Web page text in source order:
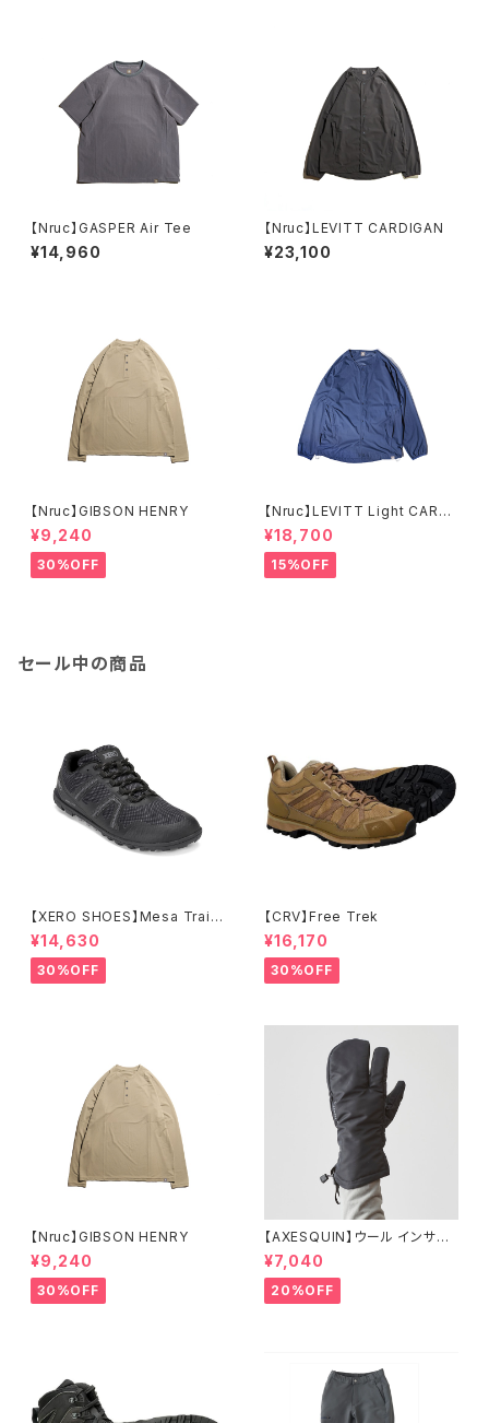
【Nruc】GASPER Air Tee
¥14,960
【Nruc】LEVITT CARDIGAN
¥23,100
【Nruc】GIBSON HENRY
¥9,240
30%OFF
【Nruc】LEVITT Light CARDI
GAN
¥18,700
15%OFF
セール中の商品
【XERO SHOES】Mesa Trail
WP (ブラック)
¥14,630
30%OFF
【CRV】Free Trek
¥16,170
30%OFF
【Nruc】GIBSON HENRY
¥9,240
30%OFF
【AXESQUIN】ウール インサレ
ーション トリガー ミトン
¥7,040
20%OFF